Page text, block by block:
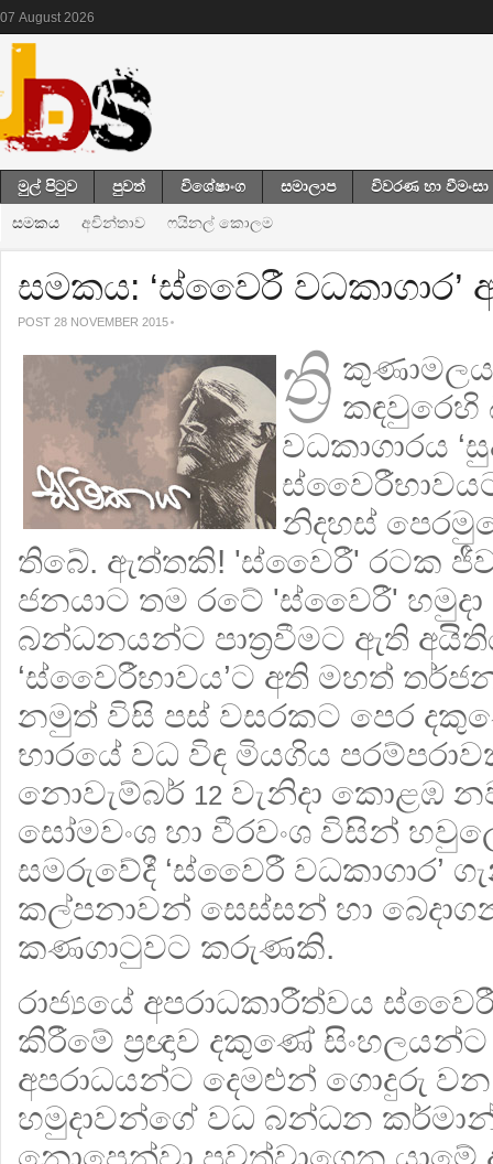
07 August 2026
මුල් පිටුව පුවත් විශේෂාංග සමාලාප විවරණ හා වීමංසා
සමකය අචින්තාව ෆයිනල් කොලම
සමකය: ‘ස්වෛරී වධකාගාර’
POST 28 NOVEMBER 2015
ත්‍රි කුණාමලය
කඳවුරෙහි
වධකාගාරය
නිදහස්
තිබේ. ඇත්තකි! 'ස්වෛරී' රටක
ජනයාට තම රටේ 'ස්වෛරී'
බන්ධනයන්ට පාත‍්‍රවීමට ඇති
‘ස්වෛරීභාවය’ට අති මහත්
නමුත් විසි පස් වසරකට පෙර
භාරයේ වධ විඳ මියගිය
නොවැම්බර් 12 වැනිදා කොළඹ
සෝමවංශ හා වීරවංශ විසින්
සමරුවේදී ‘ස්වෛරී වධකාගාර’
කල්පනාවන් සෙස්සන් හා
කණගාටුවට කරුණකි.
රාජ්‍යයේ අපරාධකාරීත්වය
කිරීමේ ප‍්‍රඥාව දකුණේ
අපරාධයන්ට දෙමළුන් ගොදුරු වන
හමුදාවන්ගේ වධ බන්ධන